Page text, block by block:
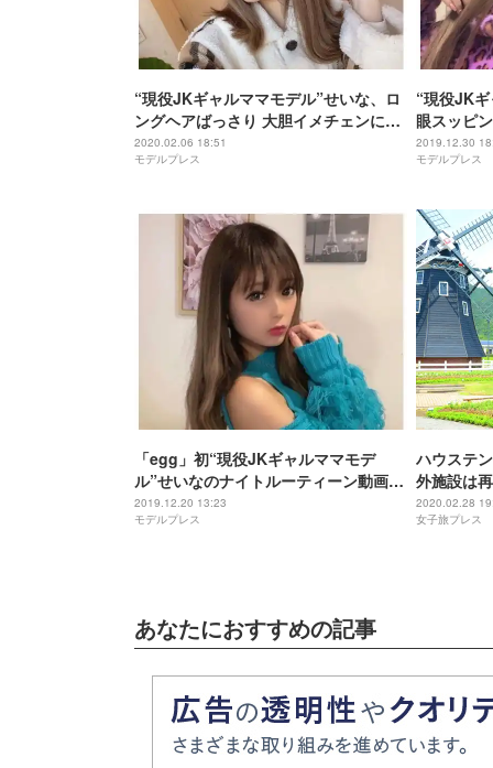
“現役JKギャルママモデル”せいな、ロ
ングヘアばっさり 大胆イメチェンに絶
賛の声
2020.02.06 18:51
モデルプレス
“現役JK
眼スッピ
2019.12.30
モデルプレス
「egg」初“現役JKギャルママモデ
ル”せいなのナイトルーティーン動画が
話題 4日で60万再生突破
2019.12.20 13:23
モデルプレス
ハウステ
外施設は
2020.02.28
女子旅プレス
あなたにおすすめの記事